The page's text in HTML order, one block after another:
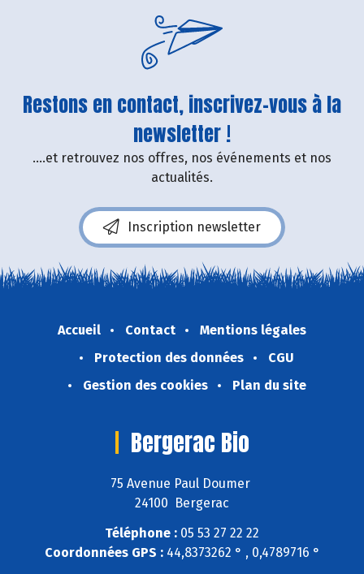
Restons en contact, inscrivez-vous à la
newsletter !
....et retrouvez nos offres, nos événements et nos
actualités.
Inscription newsletter
Accueil Contact
Mentions légales
Protection des données
CGU
Gestion des cookies
Plan du site
Bergerac Bio
75 Avenue Paul Doumer
24100 Bergerac
Téléphone : 05 53 27 22 22
Coordonnées GPS :44,8373262 ° , 0,4789716 °